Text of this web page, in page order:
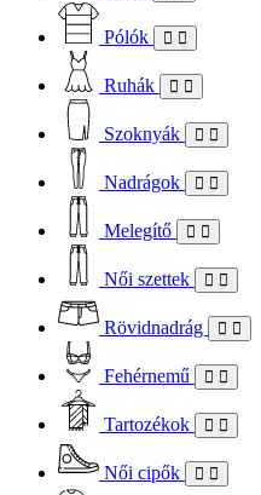
Pólók
Ruhák
Szoknyák
Nadrágok
Melegítő
Női szettek
Rövidnadrág
Fehérnemű
Tartozékok
Női cipők